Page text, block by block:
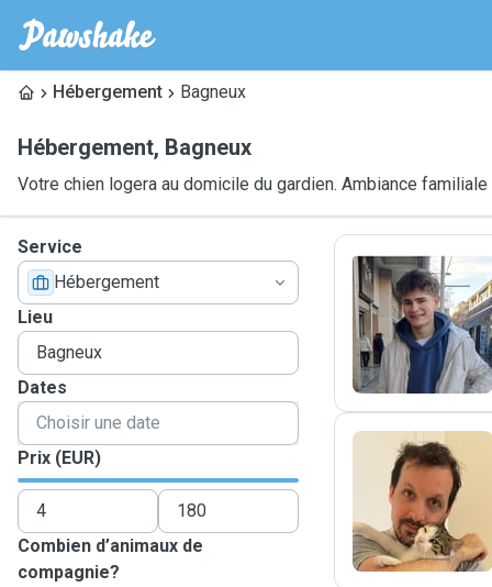
Hébergement Bagneux
Hébergement, Bagneux
Votre chien logera au domicile du gardien. Ambiance familiale
Service
Hébergement
Lieu
Dates
Prix (EUR)
Combien d’animaux de
compagnie?
G
D